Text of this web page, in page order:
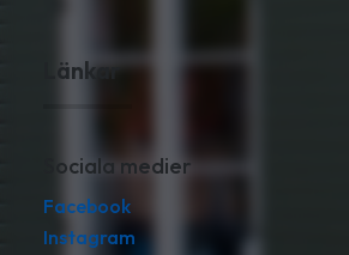
Länkar
Sociala medier
Facebook
Instagram